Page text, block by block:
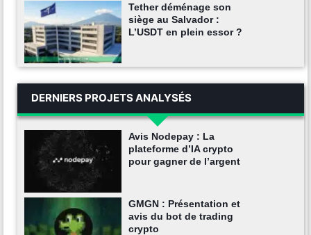
Tether déménage son
siège au Salvador :
L’USDT en plein essor ?
DERNIERS PROJETS ANALYSÉS
Avis Nodepay : La
plateforme d’IA crypto
pour gagner de l’argent
GMGN : Présentation et
avis du bot de trading
crypto